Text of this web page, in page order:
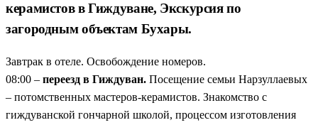
керамистов в Гиждуване, Экскурсия по
загородным объектам Бухары.
Завтрак в отеле. Освобождение номеров.
08:00 – переезд в Гиждуван. Посещение семьи Нарзуллаевых
– потомственных мастеров-керамистов. Знакомство с
гиждуванской гончарной школой, процессом изготовления